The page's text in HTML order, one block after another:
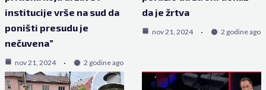
institucije vrše na sud da
poništi presudu je
nečuvena”
nov 21, 2024 2 godine ago
da je žrtva
nov 21, 2024 2 godine ago